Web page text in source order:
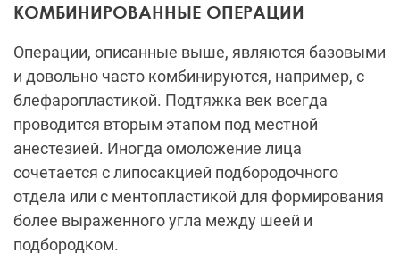
КОМБИНИРОВАННЫЕ ОПЕРАЦИИ
Операции, описанные выше, являются базовыми
и довольно часто комбинируются, например, с
блефаропластикой. Подтяжка век всегда
проводится вторым этапом под местной
анестезией. Иногда омоложение лица
сочетается с липосакцией подбородочного
отдела или с ментопластикой для формирования
более выраженного угла между шеей и
подбородком.